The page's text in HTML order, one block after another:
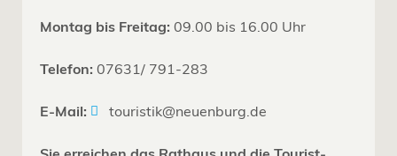
Montag bis Freitag: 09.00 bis 16.00 Uhr
Telefon: 07631/ 791-283
E-Mail: touristik@neuenburg.de